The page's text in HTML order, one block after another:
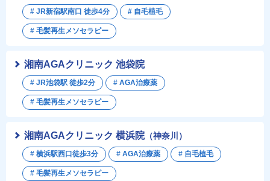
# JR新宿駅南口 徒歩4分 # 自毛植毛
# 毛髪再生メソセラピー
湘南AGAクリニック 横浜院（神奈川）
# 横浜駅西口徒歩3分 # AGA治療薬 # 自毛植毛
# 毛髪再生メソセラピー
湘南AGAクリニック 池袋院
# JR池袋駅 徒歩2分 # AGA治療薬
# 毛髪再生メソセラピー